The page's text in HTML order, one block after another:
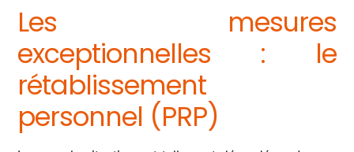
Les mesures
exceptionnelles : le
rétablissement
personnel (PRP)